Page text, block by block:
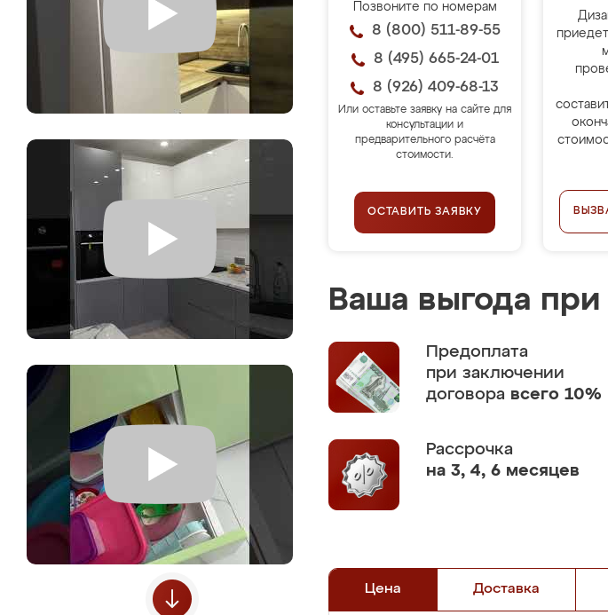
Позвоните по номерам
8 (800) 511-89-55
8 (495) 665-24-01
8 (926) 409-68-13
Или оставьте заявку на сайте для
консультации и
предварительного расчёта
стоимости.
ОСТАВИТЬ ЗАЯВКУ
Ваша выгода при
Предоплата
при заключении
договора всего 10%
Рассрочка
на 3, 4, 6 месяцев
Цена Доставка